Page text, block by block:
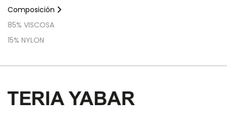
Composición
85% VISCOSA
15% NYLON